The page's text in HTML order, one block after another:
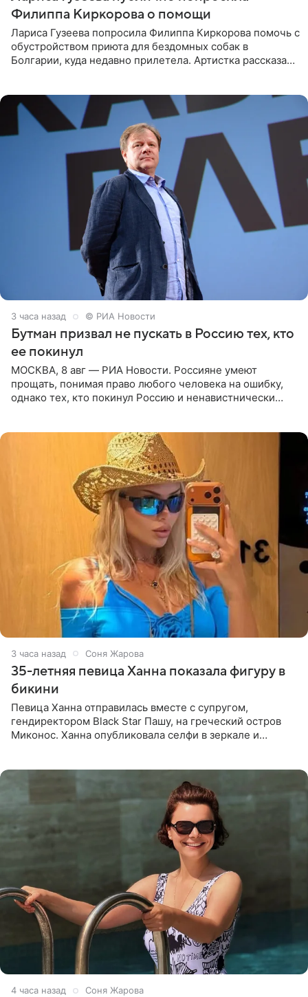
Филиппа Киркорова о помощи
Лариса Гузеева попросила Филиппа Киркорова помочь с
обустройством приюта для бездомных собак в
Болгарии, куда недавно прилетела. Артистка рассказала
3 часа назад © РИА Новости
Бутман призвал не пускать в Россию тех, кто
ее покинул
МОСКВА, 8 авг — РИА Новости. Россияне умеют
прощать, понимая право любого человека на ошибку,
однако тех, кто покинул Россию и ненавистнически
3 часа назад Соня Жарова
35-летняя певица Ханна показала фигуру в
бикини
Певица Ханна отправилась вместе с супругом,
гендиректором Black Star Пашу, на греческий остров
Миконос. Ханна опубликовала селфи в зеркале и
4 часа назад Соня Жарова